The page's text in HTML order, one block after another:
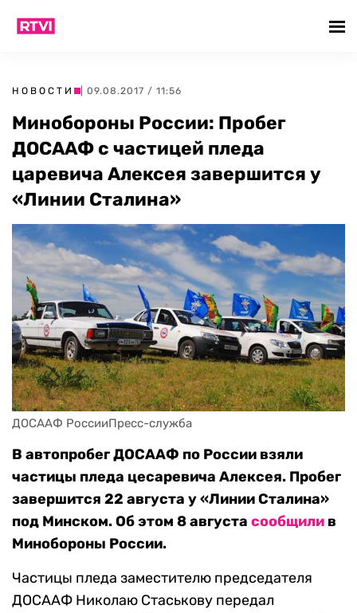
НОВОСТИ | 09.08.2017 / 11:56
Минобороны России: Пробег
ДОСААФ с частицей пледа
царевича Алексея завершится у
«Линии Сталина»
ДОСААФ РоссииПресс-служба
В автопробег ДОСААФ по России взяли
частицы пледа цесаревича Алексея. Пробег
завершится 22 августа у «Линии Сталина»
под Минском. Об этом 8 августа сообщили в
Минобороны России.
Частицы пледа заместителю председателя
ДОСААФ Николаю Стаськову передал